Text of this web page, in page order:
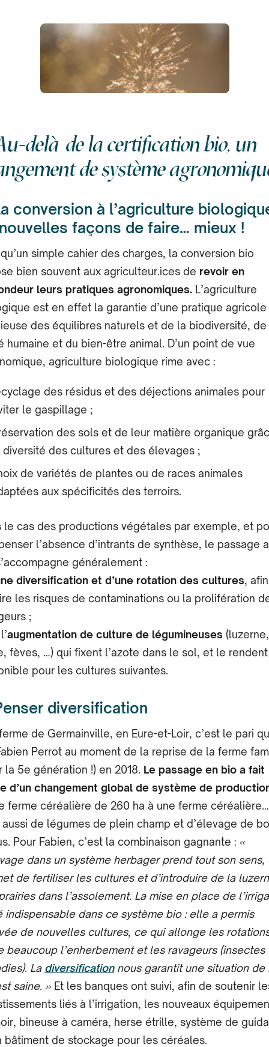
delà de la certification bio, un
de système
conversion à l’agriculture
façons de faire… mieux !
simple cahier des charges, la conversion bio
bien souvent aux agriculteur.ices de revoir en
leurs pratiques agronomiques. L’agriculture
est en effet la garantie d’une pratique agricole
des équilibres naturels et de la biodiversité, de
humaine et du bien-être animal. D’un point de vue
agriculture biologique rime avec :
des résidus et des déjections animales pour
le gaspillage ;
des sols et de leur matière organique
diversité des cultures et des élevages ;
de variétés de plantes ou de races animales
aux spécificités des terroirs.
le cas des productions végétales par exemple, et
l’absence d’intrants de synthèse, le passage
généralement :
diversification et d’une rotation des cultures,
les risques de contaminations ou la prolifération
;
augmentation de culture de légumineuses (luzerne,
fèves, …) qui fixent l’azote dans le sol, et le rendent
pour les cultures suivantes.
diversification
de Germainville, en Eure-et-Loir, c’est le pari
Perrot au moment de la reprise de la ferme
la 5e génération !) en 2018. Le passage en bio a fait
d’un changement global de système de
ferme céréalière de 260 ha à une ferme céréalière…
aussi de légumes de plein champ et d’élevage de
Pour Fabien, c’est la combinaison gagnante : «
dans un système herbag​er prend tout son sens,
de fertiliser les cultures et d’introduire de la
dans l’assolement. La mise en place de
indispensable dans ce système bio : elle a permis
de nouvelles cultures, ce qui allonge les
beaucoup ​l’enherbement et les ravageurs (insectes
La diversificationnous garantit une situation de
saine. »Et les banques ont suivi, afin de soutenir
liés à l’irrigation, les nouveaux
bineuse à caméra, herse étrille, système de
bâtiment de stockage pour les céréales.